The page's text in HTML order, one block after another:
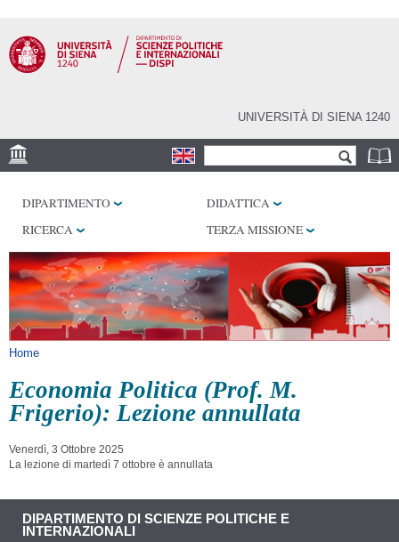
contenuto
principale
UNIVERSITÀ DI SIENA 1240
Form di ricerca
LABORATORI
BIBLIOTECHE
SERVIZI
DIPARTIMENTO
DIDATTICA
RICERCA
TERZA MISSIONE
Tu sei qui
Home
Economia Politica (Prof. M.
Frigerio): Lezione annullata
Venerdì, 3 Ottobre 2025
La lezione di martedì 7 ottobre è annullata
DIPARTIMENTO DI SCIENZE POLITICHE E
INTERNAZIONALI